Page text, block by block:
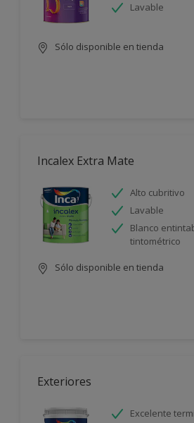
Lavable
Sólo disponible en tienda
Incalex Extra Mate
Alto cubritivo
Lavable
Blanco
tintométrico
Sólo disponible en tienda
Exteriores
Excelente